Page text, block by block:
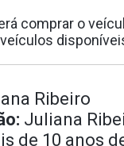
comprar o
Ribeiro
Juliana
de 10 anos